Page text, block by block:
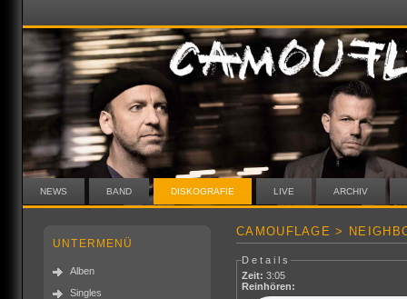
NEWS BAND DISKOGRAFIE LIVE ARCHIV
UNTERMENÜ
Alben
Singles
CAMOUFLAGE >
Details
Zeit: 3:05
Reinhören: